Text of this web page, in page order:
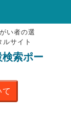
い者の選
サイト
索ポー